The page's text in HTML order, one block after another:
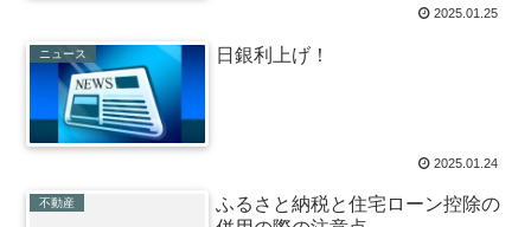
2025.01.25
ニュース 日銀利上げ！
2025.01.24
不動産
ふるさと納税と住宅ローン控除の